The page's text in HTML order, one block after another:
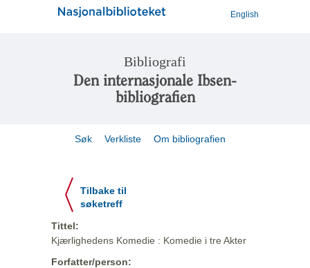
English
Bibliografi
Den internasjonale Ibsen-
bibliografien
Søk Verkliste Om bibliografien
Tilbake til
søketreff
Tittel:
Kjærlighedens Komedie : Komedie i tre Akter
Forfatter/person: